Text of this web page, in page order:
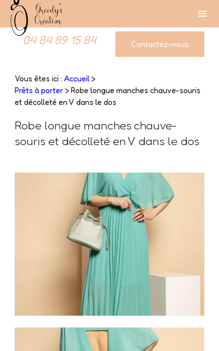
Greedy's
Création menu
04 84 89 15 84 Contactez-nous
Vous êtes ici : Accueil>
Prêts à porter> Robe longue manches chauve-souris
et décolleté en V dans le dos
Robe longue manches chauve-
souris et décolleté en V dans le dos
Panneau de gestion des cookies